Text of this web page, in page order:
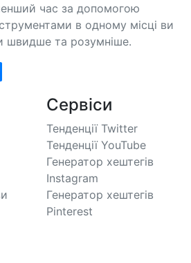
час за допомогою
в одному місці ви
швидше та розумніше.
Сервіси
Тенденції Twitter
Тенденції YouTube
Генератор хештегів
Instagram
Генератор хештегів
Pinterest